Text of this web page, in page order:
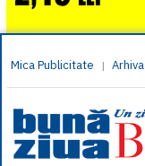
Mica Publicitate | Arhiva